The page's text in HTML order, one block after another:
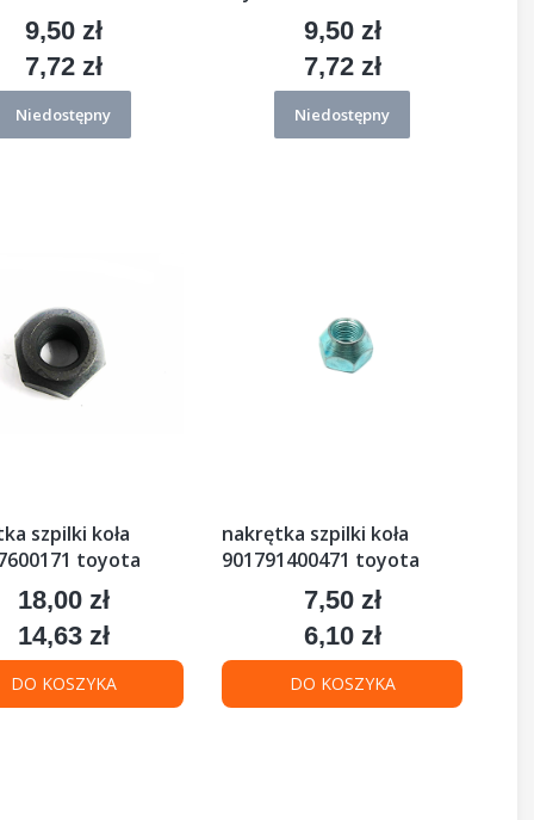
Cena
9,50 zł
Cena
7,72 zł
Niedostępny
Cena
9,50 zł
Cena
7,72 zł
Niedostępny
szpilki koła
toyota
Cena
18,00 zł
Cena
14,63 zł
DO KOSZYKA
nakrętka szpilki koła
901791400471 toyota
Cena
7,50 zł
Cena
6,10 zł
DO KOSZYKA